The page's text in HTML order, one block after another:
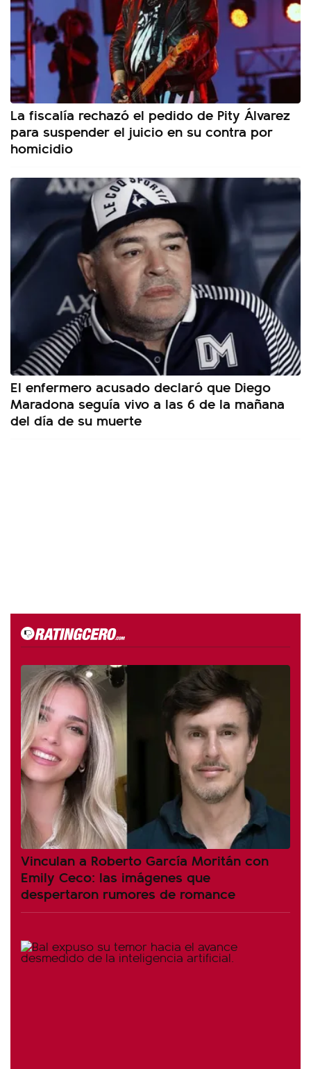
La fiscalía rechazó el pedido de Pity Álvarez
para suspender el juicio en su contra por
homicidio
El enfermero acusado declaró que Diego
Maradona seguía vivo a las 6 de la mañana
del día de su muerte
Vinculan a Roberto García Moritán con
Emily Ceco: las imágenes que
despertaron rumores de romance